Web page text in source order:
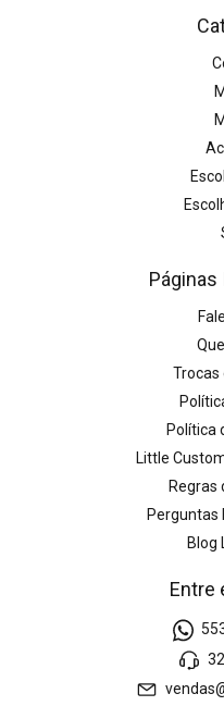
Trocas
Política
Little
Regras
Perguntas
Blog
Entre